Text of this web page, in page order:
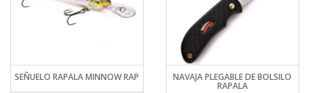
SEÑUELO RAPALA MINNOW RAP NAVAJA PLEGABLE DE BOLSILO
RAPALA